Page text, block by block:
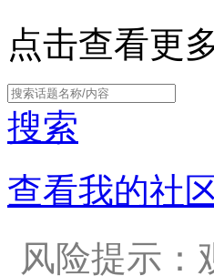
点击查看更
搜索
查看我的社
风险提示：